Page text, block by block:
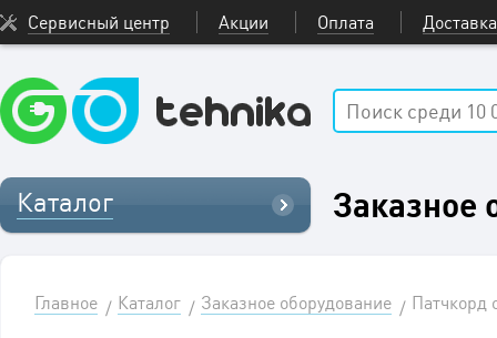
Сервисный центр Акции Оплата Доставка
Каталог Заказное
Главное Каталог Заказное оборудование Патчкорд